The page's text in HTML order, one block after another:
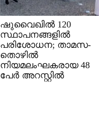
ഷുവൈഖിൽ 120
സ്ഥാപനങ്ങളിൽ
പരിശോധന; താമസ-
തൊഴിൽ
നിയമലംഘകരായ 48
പേർ അറസ്റ്റിൽ